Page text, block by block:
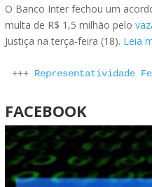
O Banco Inter fechou um
multa de R$ 1,5 milhão pelo
Justiça na terça-feira (18). Leia
+++ Representatividade
FACEBOOK